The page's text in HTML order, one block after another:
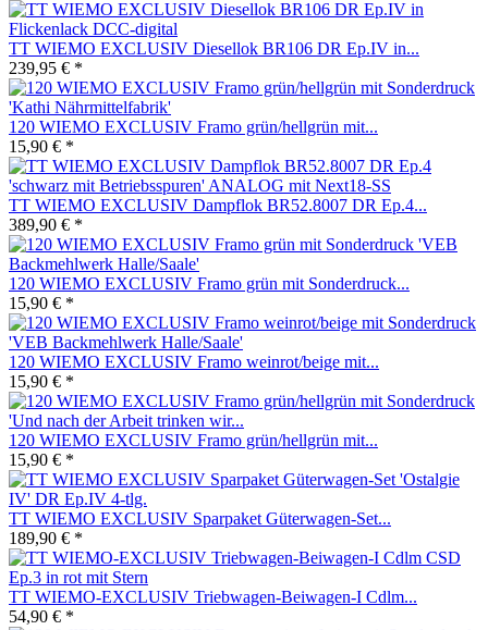
TT WIEMO EXCLUSIV Diesellok BR106 DR Ep.IV in...
239,95 € *
120 WIEMO EXCLUSIV Framo grün/hellgrün mit...
15,90 € *
TT WIEMO EXCLUSIV Dampflok BR52.8007 DR Ep.4...
389,90 € *
120 WIEMO EXCLUSIV Framo grün mit Sonderdruck...
15,90 € *
120 WIEMO EXCLUSIV Framo weinrot/beige mit...
15,90 € *
120 WIEMO EXCLUSIV Framo grün/hellgrün mit...
15,90 € *
TT WIEMO EXCLUSIV Sparpaket Güterwagen-Set...
189,90 € *
TT WIEMO-EXCLUSIV Triebwagen-Beiwagen-I Cdlm...
54,90 € *